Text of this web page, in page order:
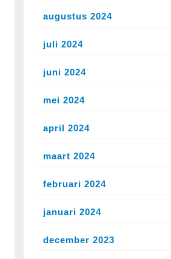
augustus 2024
juli 2024
juni 2024
mei 2024
april 2024
maart 2024
februari 2024
januari 2024
december 2023